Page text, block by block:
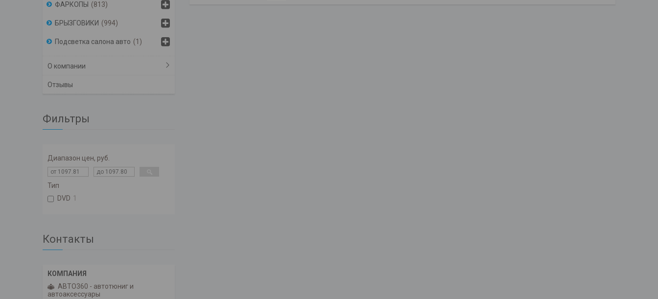
ФАРКОПЫ 813
БРЫЗГОВИКИ 994
Подсветка салона авто 1
О компании
Отзывы
Фильтры
Диапазон цен, руб.
Тип
DVD 1
Контакты
АВТО360 - автотюниг и
автоаксессуары